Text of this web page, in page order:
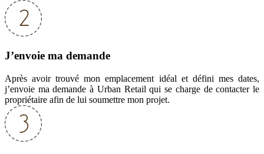
J’envoie ma demande
Après avoir trouvé mon emplacement idéal et défini mes dates,
j’envoie ma demande à Urban Retail qui se charge de contacter le
propriétaire afin de lui soumettre mon projet.